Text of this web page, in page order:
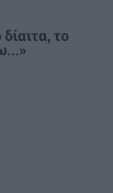
τους
των
ΚΤΕΛ
το